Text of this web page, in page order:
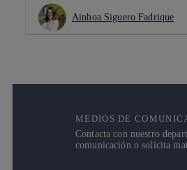
Ainhoa Siguero Fadrique
MEDIOS DE
Contacta con nuestro
comunicación o solicita